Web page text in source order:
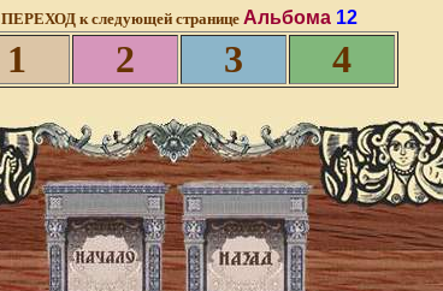
ПЕРЕХОД к следующей странице Альбома 12
1 2 3 4